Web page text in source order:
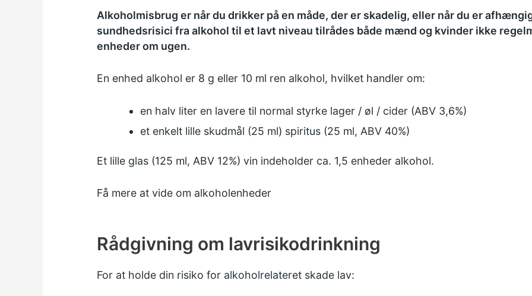
Alkoholmisbrug er når du drikker på en måde, der er skadelig, eller når du er
sundhedsrisici fra alkohol til et lavt niveau tilrådes både mænd og kvinder ikke
enheder om ugen.
En enhed alkohol er 8 g eller 10 ml ren alkohol, hvilket handler om:
en halv liter en lavere til normal styrke lager / øl / cider (ABV 3,6%)
et enkelt lille skudmål (25 ml) spiritus (25 ml, ABV 40%)
Et lille glas (125 ml, ABV 12%) vin indeholder ca. 1,5 enheder alkohol.
Få mere at vide om alkoholenheder
Rådgivning om lavrisikodrinkning
For at holde din risiko for alkoholrelateret skade lav: